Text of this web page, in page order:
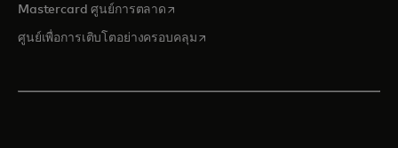
Mastercard ศูนย์การตลาด opens in a new tab
ศูนย์เพื่อการเติบโตอย่างครอบคลุมopens in a new tab